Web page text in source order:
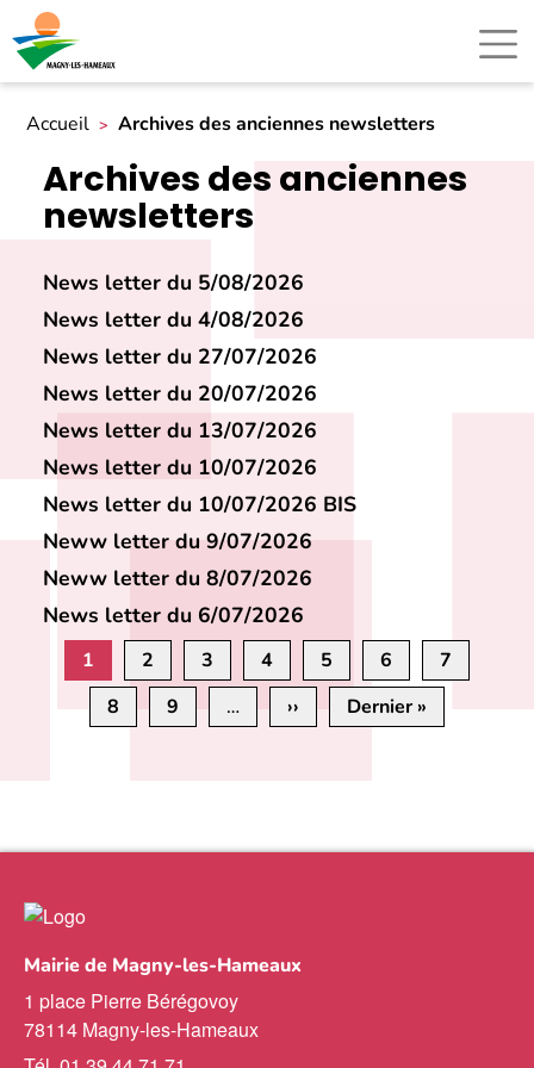
Accueil Archives des anciennes newsletters
Archives des anciennes
newsletters
News letter du 5/08/2026
News letter du 4/08/2026
News letter du 27/07/2026
News letter du 20/07/2026
News letter du 13/07/2026
News letter du 10/07/2026
News letter du 10/07/2026 BIS
Neww letter du 9/07/2026
Neww letter du 8/07/2026
News letter du 6/07/2026
Pagination
1 2 3 4 5 6
7
8
9 … ››
suivante
Dernier »
page
Mairie de Magny-les-Hameaux
1 place Pierre Bérégovoy
78114 Magny-les-Hameaux